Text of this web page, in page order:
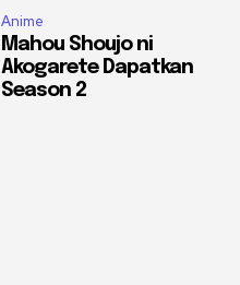
Anime
Mahou Shoujo ni
Akogarete Dapatkan
Season 2